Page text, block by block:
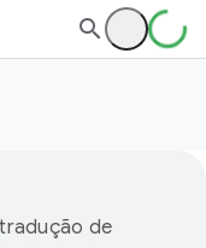
de